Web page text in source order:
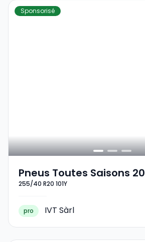
Sponsorisé
Pneus Toutes Saisons 20
255/40 R20 101Y
255/40 R20 101Y
pro IVT Sàrl